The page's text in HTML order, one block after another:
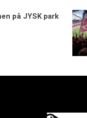
på JYSK park